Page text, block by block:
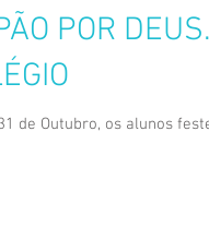
POR
31 de Outubro, os alunos